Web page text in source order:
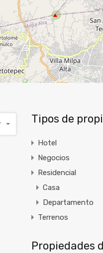
Tipos de
Hotel
Negocios
Residencial
Casa
Departamento
Terrenos
Propiedades